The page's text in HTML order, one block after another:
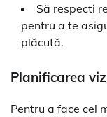
Să respecti
pentru a te
plăcută.
Planificarea
Pentru a face cel